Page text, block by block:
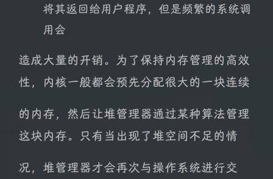
将其返回给用户程序，但是频繁的系统调
用会
造成大量的开销。为了保持内存管理的高效
性，内核一般都会预先分配很大的一块连续
的内存，然后让堆管理器通过某种算法管理
这块内存。只有当出现了堆空间不足的情
况，堆管理器才会再次与操作系统进行交